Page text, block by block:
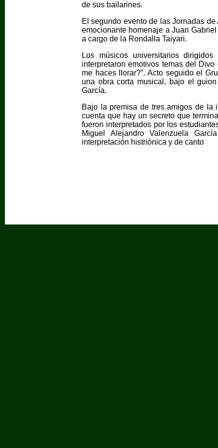
de sus bailarines.
El segundo evento de las Jornadas
emocionante homenaje a Juan
a cargo de la Rondalla Taiyari.
Los músicos universitarios
interpretaron emotivos temas del Divo
me haces llorar?”. Acto seguido el
una obra corta musical, bajo el
García.
Bajo la premisa de tres amigos de la
cuenta que hay un secreto que
fueron interpretados por los
Miguel Alejandro Valenzuela
interpretación histriónica y de canto